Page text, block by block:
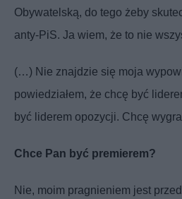
Obywatelską, do tego żeby
anty-PiS. Ja wiem, że to nie
(…) Nie znajdzie się moja
powiedziałem, że chcę być
być liderem opozycji. Chcę
Chce Pan być premierem?
Nie, moim pragnieniem jest